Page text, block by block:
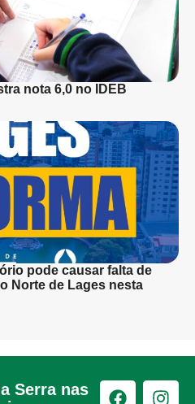
nota 6,0 no IDEB
pode causar falta de
Norte de Lages nesta
Serra nas